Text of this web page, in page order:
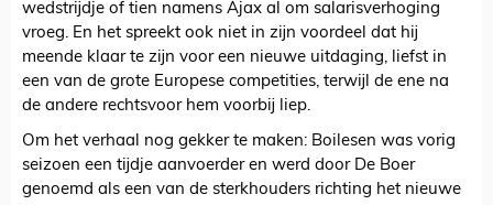
wedstrijdje of tien namens Ajax al om salarisverhoging
vroeg. En het spreekt ook niet in zijn voordeel dat hij
meende klaar te zijn voor een nieuwe uitdaging, liefst in
een van de grote Europese competities, terwijl de ene na
de andere rechtsvoor hem voorbij liep.
Om het verhaal nog gekker te maken: Boilesen was vorig
seizoen een tijdje aanvoerder en werd door De Boer
genoemd als een van de sterkhouders richting het nieuwe